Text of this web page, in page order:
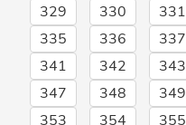
329
330 331
335
336 337
341
342 343
347
348 349
353
354 355